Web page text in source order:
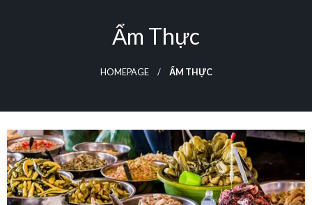
Ẩm Thực
HOMEPAGE ẨM THỰC